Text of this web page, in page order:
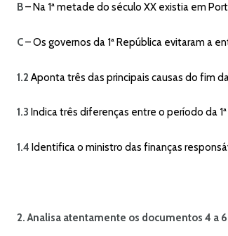
B– Na 1ª metade do século XX existia em
C– Os governos da 1ª República evitaram a
1.2 Aponta três das principais causas do fim da
1.3 Indica três diferenças entre o período da
1.4 Identifica o ministro das finanças
2. Analisa atentamente os documentos 4 a